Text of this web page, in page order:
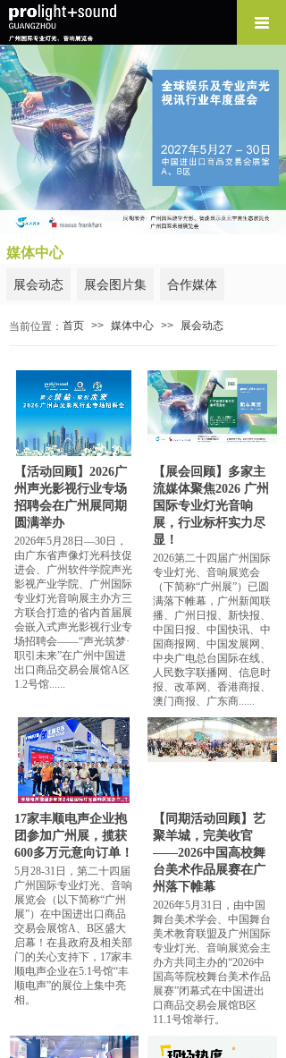
媒体中心
展会动态 展会图片集 合作媒体
首页 >> 媒体中心 >> 展会动态
当前位置：
【活动回顾】2026广
州声光影视行业专场
招聘会在广州展同期
圆满举办
2026年5月28日—30日，
由广东省声像灯光科技促
进会、广州软件学院声光
影视产业学院、广州国际
专业灯光音响展主办方三
方联合打造的省内首届展
会嵌入式声光影视行业专
场招聘会——“声光筑梦·
职引未来”在广州中国进
出口商品交易会展馆A区
1.2号馆......
【展会回顾】多家主
流媒体聚焦2026 广州
国际专业灯光音响
展，行业标杆实力尽
显！
2026第二十四届广州国际
专业灯光、音响展览会
（下简称“广州展”）已圆
满落下帷幕，广州新闻联
播、广州日报、新快报、
中国日报、中国快讯、中
国商报网、中国发展网、
中央广电总台国际在线、
人民数字联播网、信息时
报、改革网、香港商报、
澳门商报、广东商......
17家丰顺电声企业抱
团参加广州展，揽获
600多万元意向订单！
5月28-31日，第二十四届
广州国际专业灯光、音响
展览会（以下简称“广州
展”）在中国进出口商品
交易会展馆A、B区盛大
启幕！在县政府及相关部
门的关心支持下，17家丰
顺电声企业在5.1号馆“丰
顺电声”的展位上集中亮
相。
【同期活动回顾】艺
聚羊城，完美收官
——2026中国高校舞
台美术作品展赛在广
州落下帷幕
2026年5月31日，由中国
舞台美术学会、中国舞台
美术教育联盟及广州国际
专业灯光、音响展览会主
办方共同主办的“2026中
国高等院校舞台美术作品
展赛”闭幕式在中国进出
口商品交易会展馆B区
11.1号馆举行。